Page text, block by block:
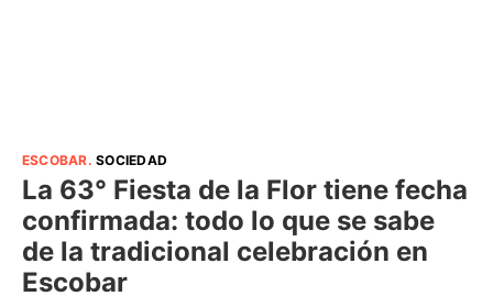
ESCOBAR.SOCIEDAD
La 63° Fiesta de la Flor tiene fecha
confirmada: todo lo que se sabe
de la tradicional celebración en
Escobar